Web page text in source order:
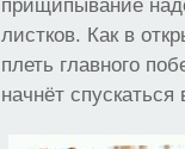
прищипывание
листков. Как в
плеть главного
начнёт спускаться